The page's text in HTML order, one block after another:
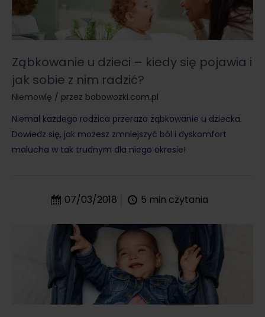
Ząbkowanie u dzieci – kiedy się pojawia i
jak sobie z nim radzić?
Niemowlę / przez bobowozki.com.pl
Niemal każdego rodzica przeraża ząbkowanie u dziecka.
Dowiedz się, jak możesz zmniejszyć ból i dyskomfort
malucha w tak trudnym dla niego okresie!
07/03/2018 5 min czytania